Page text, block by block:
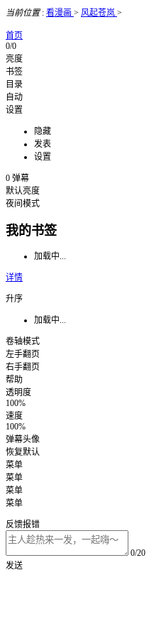
当前位置: 看漫画 > 风起苍岚 >
首页
0/0
亮度
书签
目录
自动
设置
隐藏
发表
设置
0 弹幕
默认亮度
夜间模式
我的书签
加载中...
详情
升序
加载中...
卷轴模式
左手翻页
右手翻页
帮助
透明度
100%
速度
100%
弹幕头像
恢复默认
菜单
菜单
菜单
菜单
反馈报错
0/20
发送